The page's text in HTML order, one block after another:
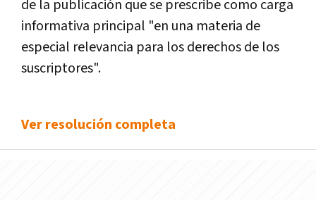
de la publicación que se prescribe como carga
informativa principal "en una materia de
especial relevancia para los derechos de los
suscriptores".
Ver resolución completa